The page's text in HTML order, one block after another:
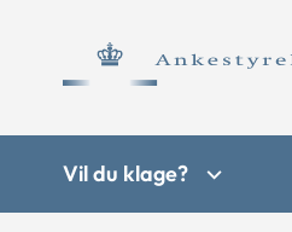
Vil du klage?